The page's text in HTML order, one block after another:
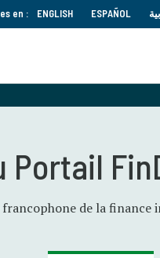
en : ENGLISH ESPAÑOL
Portail
de la finance